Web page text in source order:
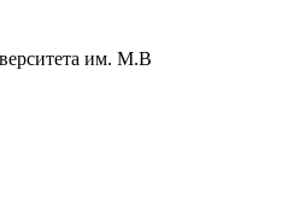
им. М.В